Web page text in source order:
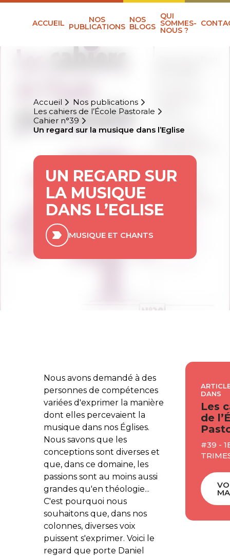
ACCUEIL NOS
PUBLICATIONS
NOS
BLOGS
QUI
SOMMES-
NOUS ?
Accueil
Nos publications
Les cahiers de l’École Pastorale
Cahier n°39
Un regard sur la musique dans l’Eglise
UN REGARD SUR
LA MUSIQUE
DANS L’EGLISE
MUSIQUE ET CHANTS
Nous avons demandé à des
personnes de compétences
variées d'exprimer la manière
dont elles percevaient la
musique dans nos Églises.
Nous savons que les
conceptions sont diverses et
que, dans ce domaine, les
passions sont au moins aussi
grandes qu'en théologie...
C'est pourquoi nous
souhaitons que, dans nos
colonnes, diverses voix
puissent s'exprimer. Voici le
regard que porte Daniel
DANS
Les
de
#39 -